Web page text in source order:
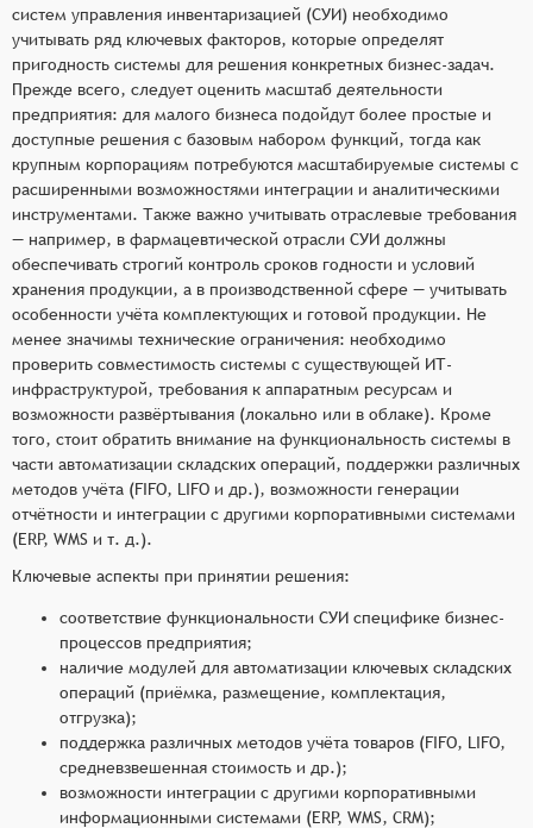
систем управления инвентаризацией (СУИ) необходимо
учитывать ряд ключевых факторов, которые определят
пригодность системы для решения конкретных бизнес-задач.
Прежде всего, следует оценить масштаб деятельности
предприятия: для малого бизнеса подойдут более простые и
доступные решения с базовым набором функций, тогда как
крупным корпорациям потребуются масштабируемые системы с
расширенными возможностями интеграции и аналитическими
инструментами. Также важно учитывать отраслевые требования
— например, в фармацевтической отрасли СУИ должны
обеспечивать строгий контроль сроков годности и условий
хранения продукции, а в производственной сфере — учитывать
особенности учёта комплектующих и готовой продукции. Не
менее значимы технические ограничения: необходимо
проверить совместимость системы с существующей ИТ-
инфраструктурой, требования к аппаратным ресурсам и
возможности развёртывания (локально или в облаке). Кроме
того, стоит обратить внимание на функциональность системы в
части автоматизации складских операций, поддержки различных
методов учёта (FIFO, LIFO и др.), возможности генерации
отчётности и интеграции с другими корпоративными системами
(ERP, WMS и т. д.).
Ключевые аспекты при принятии решения:
соответствие функциональности СУИ специфике бизнес-
процессов предприятия;
наличие модулей для автоматизации ключевых складских
операций (приёмка, размещение, комплектация,
отгрузка);
поддержка различных методов учёта товаров (FIFO, LIFO,
средневзвешенная стоимость и др.);
возможности интеграции с другими корпоративными
информационными системами (ERP, WMS, CRM);